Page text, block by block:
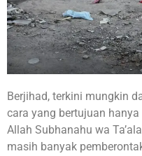
Berjihad, terkini mungkin
cara yang bertujuan
Allah Subhanahu wa
masih banyak